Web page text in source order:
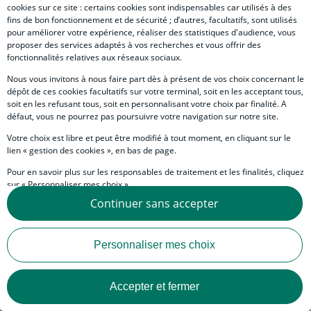
Mes alertes
Subtext
Personnalisez vos contenus et recevez par e-mails les
Manage preferences link
Gérer mes préférences
Social network - Internet
Pied de page -
Personnalisation des cookies
cookies sur ce site : certains cookies sont indispensables car utilisés à des
fins de bon fonctionnement et de sécurité ; d’autres, facultatifs, sont utilisés
pour améliorer votre expérience, réaliser des statistiques d'audience, vous
proposer des services adaptés à vos recherches et vous offrir des
fonctionnalités relatives aux réseaux sociaux.
Nous vous invitons à nous faire part dès à présent de vos choix concernant le
dépôt de ces cookies facultatifs sur votre terminal, soit en les acceptant tous,
soit en les refusant tous, soit en personnalisant votre choix par finalité. A
défaut, vous ne pourrez pas poursuivre votre navigation sur notre site.
Votre choix est libre et peut être modifié à tout moment, en cliquant sur le
lien « gestion des cookies », en bas de page.
Pour en savoir plus sur les responsables de traitement et les finalités, cliquez
sur « Personnaliser mes choix ».
Vous pouvez également consulter notre Politique de protection des données
personnelles en cliquant sur le lien « Protection des données personnelles »
en bas de page.
Continuer sans accepter
Personnaliser mes choix
Accepter et fermer